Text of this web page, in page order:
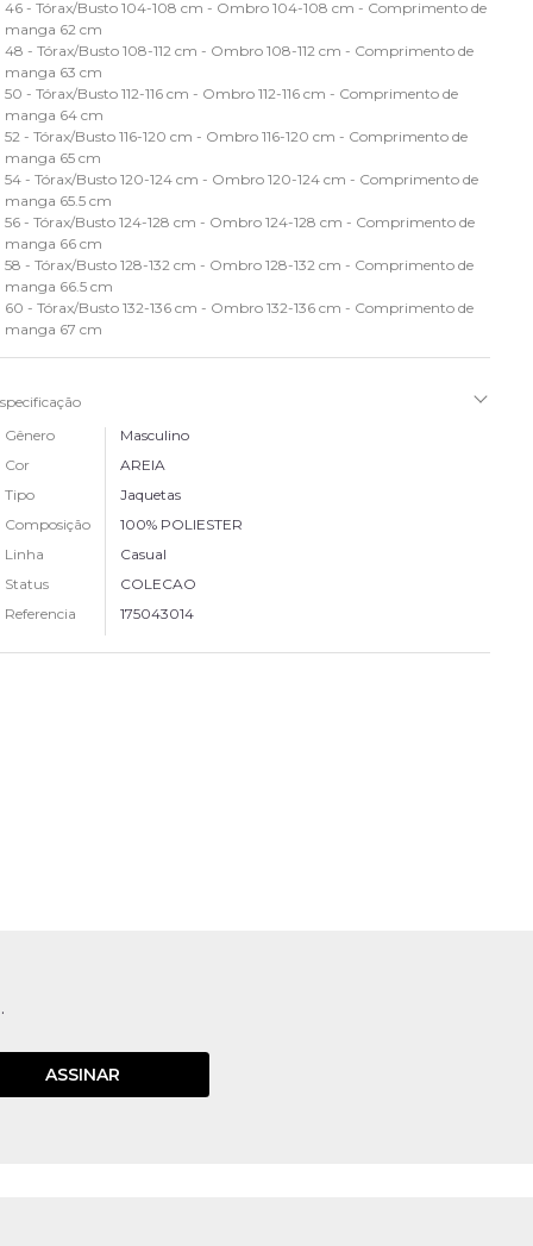
46 - Tórax/Busto 104-108 cm - Ombro 104-108 cm - Comprimento de
manga 62 cm
48 - Tórax/Busto 108-112 cm - Ombro 108-112 cm - Comprimento de
manga 63 cm
50 - Tórax/Busto 112-116 cm - Ombro 112-116 cm - Comprimento de
manga 64 cm
52 - Tórax/Busto 116-120 cm - Ombro 116-120 cm - Comprimento de
manga 65 cm
54 - Tórax/Busto 120-124 cm - Ombro 120-124 cm - Comprimento de
manga 65.5 cm
56 - Tórax/Busto 124-128 cm - Ombro 124-128 cm - Comprimento de
manga 66 cm
58 - Tórax/Busto 128-132 cm - Ombro 128-132 cm - Comprimento de
manga 66.5 cm
60 - Tórax/Busto 132-136 cm - Ombro 132-136 cm - Comprimento de
manga 67 cm
Gênero
Masculino
Cor
AREIA
Tipo
Jaquetas
Composição
100% POLIESTER
Linha
Casual
Status
COLECAO
Referencia
175043014
ASSINAR